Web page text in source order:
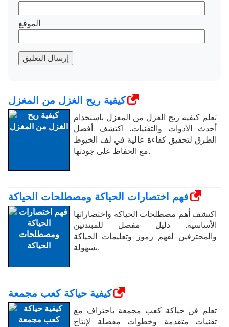
الموقع
إرسال التعليق
كيفية ريح الغزل من المغزل
تعلم كيفية ريح الغزل من المغزل باستخدام
أحدث الأدوات والتقنيات. اكتشف أفضل
الطرق لتحقيق كفاءة عالية في لف الخيوط
مع الحفاظ على جودتها.
فهم اختصارات الحياكة ومصطلحات الحياكة
اكتشف أهم مصطلحات الحياكة واختصاراتها
الأساسية. دليل مفصل للمبتدئين
والمحترفين لفهم رموز وتعليمات الحياكة
بسهولة.
كيفية حياكة كعب مجمعة
تعلم فن حياكة كعب مجمعة باحتراف مع
تقنيات متقدمة وخطوات مفصلة لإنتاج